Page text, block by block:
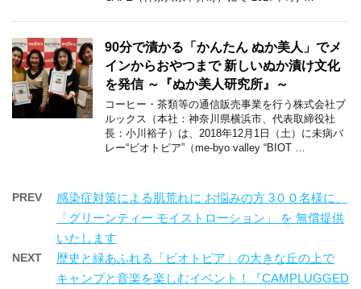
90分で漬かる「かんたん ぬか美人」でメ
インからおやつまで 新しいぬか漬け文化
を発信 ～『ぬか美人研究所』～
コーヒー・茶類等の通信販売事業を行う株式会社ブ
ルックス（本社：神奈川県横浜市、代表取締役社
長：小川裕子）は、2018年12月1日（土）に未病バ
レー“ビオトピア”（me-byo valley “BIOT …
PREV
感染症対策による肌荒れに お悩みの方 3００名様に、
「グリーンティー モイストローション」 を 無償提供
いたします
NEXT
歴史と緑あふれる「ビオトピア」の大きな丘の上で
キャンプと音楽を楽しむイベント！『CAMPLUGGED